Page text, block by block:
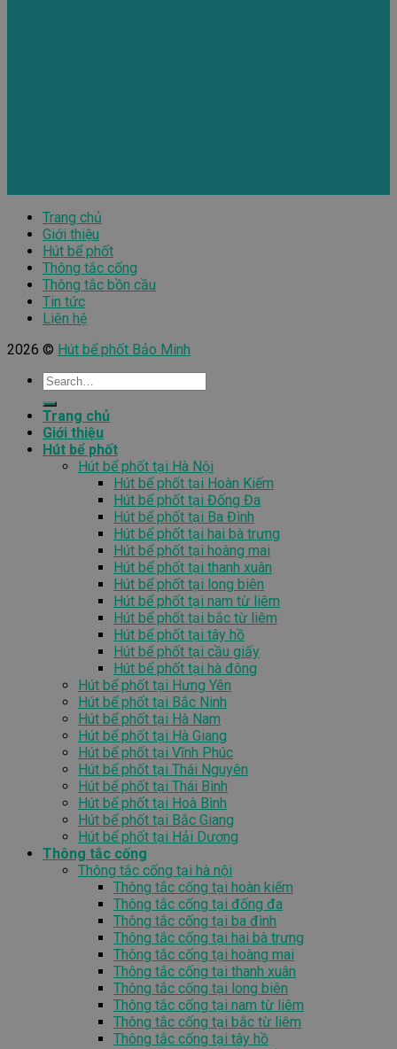
Trang chủ
Giới thiệu
Hút bể phốt
Thông tắc cống
Thông tắc bồn cầu
Tin tức
Liên hệ
2026 © Hút bể phốt Bảo Minh
Trang chủ
Giới thiệu
Hút bể phốt
Hút bể phốt tại Hà Nội
Hút bể phốt tại Hoàn Kiếm
Hút bể phốt tại Đống Đa
Hút bể phốt tại Ba Đình
Hút bể phốt tại hai bà trưng
Hút bể phốt tại hoàng mai
Hút bể phốt tại thanh xuân
Hút bể phốt tại long biên
Hút bể phốt tại nam từ liêm
Hút bể phốt tại bắc từ liêm
Hút bể phốt tại tây hồ
Hút bể phốt tại cầu giấy
Hút bể phốt tại hà đông
Hút bể phốt tại Hưng Yên
Hút bể phốt tại Bắc Ninh
Hút bể phốt tại Hà Nam
Hút bể phốt tại Hà Giang
Hút bể phốt tại Vĩnh Phúc
Hút bể phốt tại Thái Nguyên
Hút bể phốt tại Thái Bình
Hút bể phốt tại Hoà Bình
Hút bể phốt tại Bắc Giang
Hút bể phốt tại Hải Dương
Thông tắc cống
Thông tắc cống tại hà nội
Thông tắc cống tại hoàn kiếm
Thông tắc cống tại đống đa
Thông tắc cống tại ba đình
Thông tắc cống tại hai bà trưng
Thông tắc cống tại hoàng mai
Thông tắc cống tại thanh xuân
Thông tắc cống tại long biên
Thông tắc cống tại nam từ liêm
Thông tắc cống tại bắc từ liêm
Thông tắc cống tại tây hồ